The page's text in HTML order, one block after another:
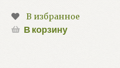
В избранное
В корзину